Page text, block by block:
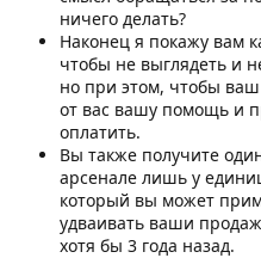
ничего делать?
Наконец я покажу вам
чтобы не выглядеть и
но при этом, чтобы ваш
от вас вашу помощь и
оплатить.
Вы также получите
арсенале лишь у
который вы может
удваивать ваши
хотя бы 3 года назад.